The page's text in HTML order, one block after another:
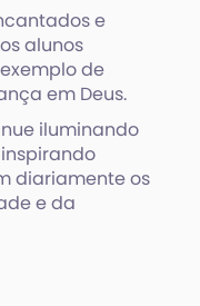
e
alunos
de
em Deus.
iluminando
diariamente os
e da